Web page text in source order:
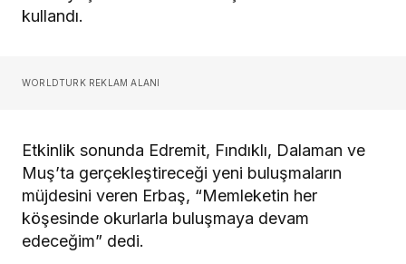
kullandı.
WORLDTURK REKLAM ALANI
Etkinlik sonunda Edremit, Fındıklı, Dalaman ve
Muş’ta gerçekleştireceği yeni buluşmaların
müjdesini veren Erbaş, “Memleketin her
köşesinde okurlarla buluşmaya devam
edeceğim” dedi.